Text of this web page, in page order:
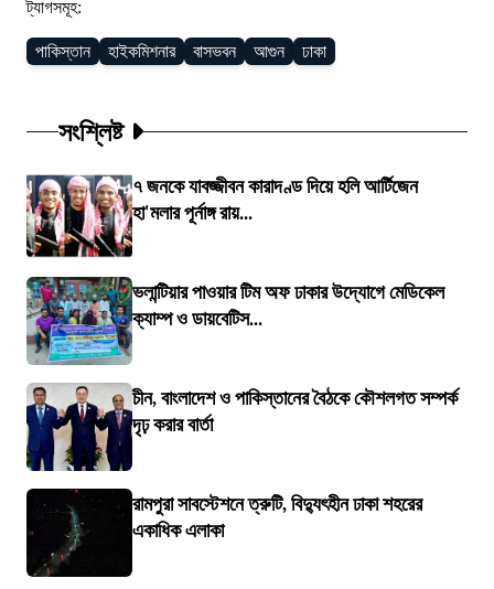
ট্যাগসমূহ:
পাকিস্তান হাইকমিশনার বাসভবন আগুন ঢাকা
সংশ্লিষ্ট
৭ জনকে যাবজ্জীবন কারাদণ্ড দিয়ে হলি আর্টিজেন
হা'মলার পূর্নাঙ্গ রায়...
ভলান্টিয়ার পাওয়ার টিম অফ ঢাকার উদ্যোগে মেডিকেল
ক্যাম্প ও ডায়বেটিস...
চীন, বাংলাদেশ ও পাকিস্তানের বৈঠকে কৌশলগত সম্পর্ক
দৃঢ় করার বার্তা
রামপুরা সাবস্টেশনে ত্রুটি, বিদ্যুৎহীন ঢাকা শহরের
একাধিক এলাকা